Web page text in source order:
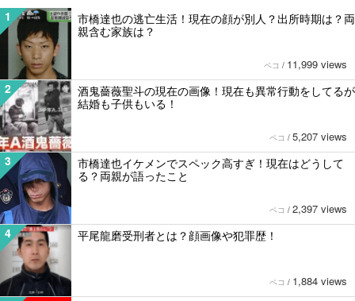
1
市橋達也の逃亡生活！現在の顔が別人？出所時期は？両
親含む家族は？
ペコ / 11,999 views
2
酒鬼薔薇聖斗の現在の画像！現在も異常行動をしてるが
結婚も子供もいる！
ペコ / 5,207 views
3
市橋達也イケメンでスペック高すぎ！現在はどうして
る？両親が語ったこと
ペコ / 2,397 views
4 平尾龍磨受刑者とは？顔画像や犯罪歴！
ペコ / 1,884 views